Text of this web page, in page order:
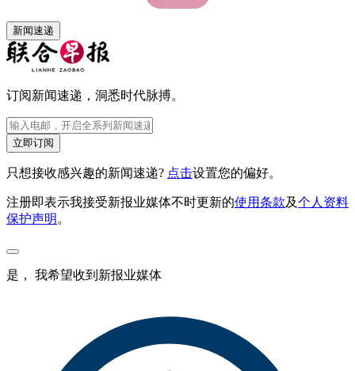
新闻速递
订阅新闻速递，洞悉时代脉搏。
立即订阅
只想接收感兴趣的新闻速递? 点击设置您的偏好。
注册即表示我接受新报业媒体不时更新的使用条款及个人资料
保护声明 。
是， 我希望收到新报业媒体